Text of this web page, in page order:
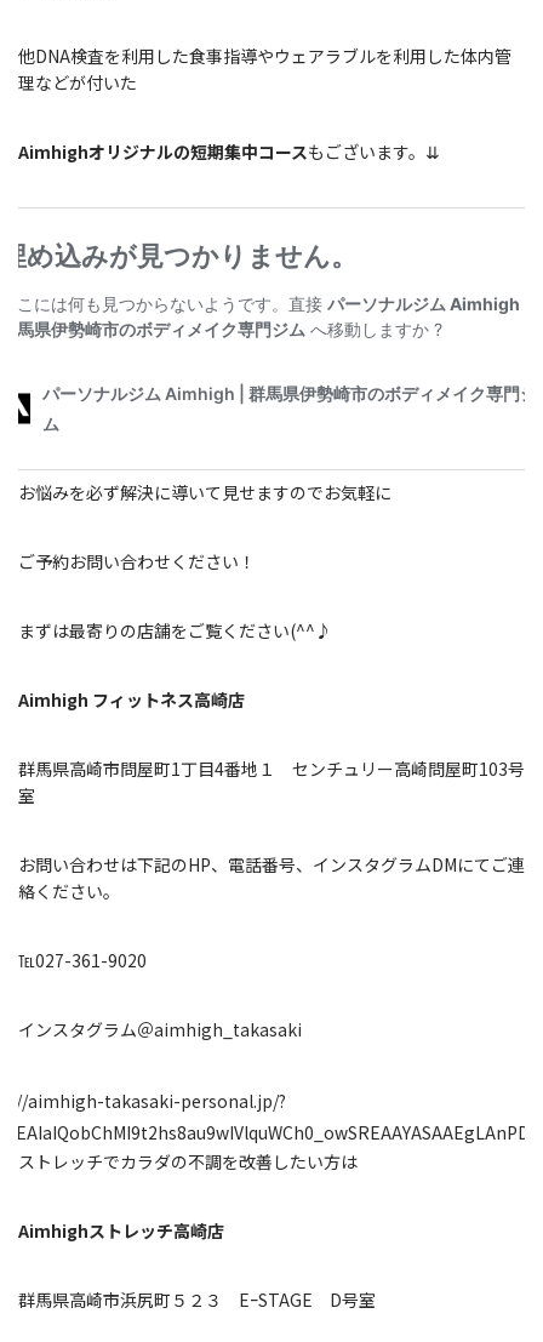
他DNA検査を利用した食事指導やウェアラブルを利用した体内管
理などが付いた
Aimhighオリジナルの短期集中コースもございます。⇊
お悩みを必ず解決に導いて見せますのでお気軽に
ご予約お問い合わせください！
まずは最寄りの店舗をご覧ください(^^♪
Aimhigh フィットネス高崎店
群馬県高崎市問屋町1丁目4番地１ センチュリー高崎問屋町103号
室
お問い合わせは下記のHP、電話番号、インスタグラムDMにてご連
絡ください。
℡027-361-9020
インスタグラム＠aimhigh_takasaki
aimhigh-takasaki-personal.jp/?
ストレッチでカラダの不調を改善したい方は
Aimhighストレッチ高崎店
群馬県高崎市浜尻町５２３ EｰSTAGE D号室